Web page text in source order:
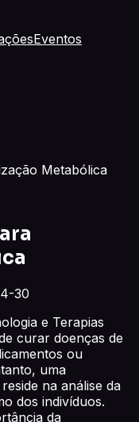
Eventos
Metabólica
30
e Terapias
curar doenças de
ou
uma
na análise da
dos indivíduos.
da